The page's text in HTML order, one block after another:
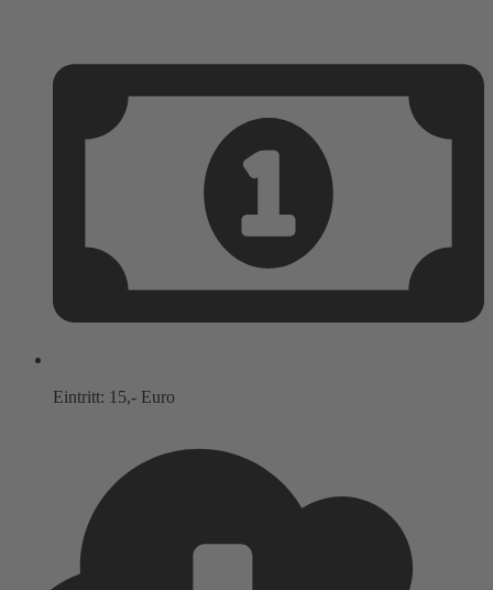
Eintritt: 15,- Euro